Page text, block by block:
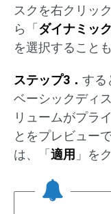
スクを右クリッ
ら「 ダイナミッ
を選択すること
ステップ3． する
ベーシックディ
リュームがプラ
とをプレビュー
は、「 適用 」を